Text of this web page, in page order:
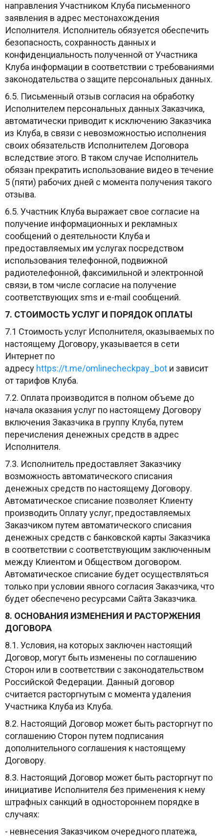
направления Участником Клуба письменного
заявления в адрес местонахождения
Исполнителя. Исполнитель обязуется обеспечить
безопасность, сохранность данных и
конфиденциальность полученной от Участника
Клуба информации в соответствии с требованиями
законодательства о защите персональных данных.
6.5. Письменный отзыв согласия на обработку
Исполнителем персональных данных Заказчика,
автоматически приводит к исключению Заказчика
из Клуба, в связи с невозможностью исполнения
своих обязательств Исполнителем Договора
вследствие этого. В таком случае Исполнитель
обязан прекратить использование видео в течение
5 (пяти) рабочих дней с момента получения такого
отзыва.
6.5. Участник Клуба выражает свое согласие на
получение информационных и рекламных
сообщений о деятельности Клуба и
предоставляемых им услугах посредством
использования телефонной, подвижной
радиотелефонной, факсимильной и электронной
связи, в том числе согласие на получение
соответствующих sms и e-mail сообщений.
7. СТОИМОСТЬ УСЛУГ И ПОРЯДОК ОПЛАТЫ
7.1 Стоимость услуг Исполнителя, оказываемых по
настоящему Договору, указывается в сети
Интернет по
адресу https://t.me/omlinecheckpay_bot и зависит
от тарифов Клуба.
7.2. Оплата производится в полном объеме до
начала оказания услуг по настоящему Договору
включения Заказчика в группу Клуба, путем
перечисления денежных средств в адрес
Исполнителя.
7.3. Исполнитель предоставляет Заказчику
возможность автоматического списания
денежных средств по настоящему Договору.
Автоматическое списание позволяет Клиенту
производить Оплату услуг, предоставляемых
Заказчиком путем автоматического списания
денежных средств с банковской карты Заказчика
в соответствии с соответствующим заключенным
между Клиентом и Обществом договором.
Автоматическое списание будет осуществляться
только при условии явного согласия Заказчика, что
будет обеспечено ресурсами Сайта Заказчика.
8. ОСНОВАНИЯ ИЗМЕНЕНИЯ И РАСТОРЖЕНИЯ
ДОГОВОРА
8.1. Условия, на которых заключен настоящий
Договор, могут быть изменены по соглашению
Сторон или в соответствии с законодательством
Российской Федерации. Данный договор
считается расторгнутым с момента удаления
Участника Клуба из Клуба.
8.2. Настоящий Договор может быть расторгнут по
соглашению Сторон путем подписания
дополнительного соглашения к настоящему
Договору.
8.3. Настоящий Договор может быть расторгнут по
инициативе Исполнителя без применения к нему
штрафных санкций в одностороннем порядке в
случаях:
- невнесения Заказчиком очередного платежа,